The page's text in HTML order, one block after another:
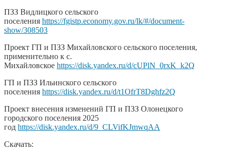
ПЗЗ Видлицкого сельского
поселения https://fgistp.economy.gov.ru/lk/#/document-
show/308503
Проект ГП и ПЗЗ Михайловского сельского поселения,
применительно к с.
Михайловское https://disk.yandex.ru/d/cUPlN_0rxK_k2Q
ГП и ПЗЗ Ильинского сельского
поселения https://disk.yandex.ru/d/t1OfrT8Dghfz2Q
Проект внесения изменений ГП и ПЗЗ Олонецкого
городского поселения 2025
год https://disk.yandex.ru/d/9_CLVifKJmwqAA
Скачать: